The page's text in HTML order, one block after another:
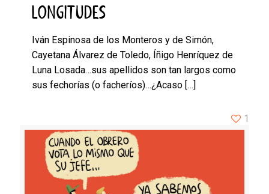
LONGITUDES
Iván Espinosa de los Monteros y de Simón,
Cayetana Álvarez de Toledo, Íñigo Henríquez de
Luna Losada…sus apellidos son tan largos como
sus fechorías (o facheríos)…¿Acaso […]
1